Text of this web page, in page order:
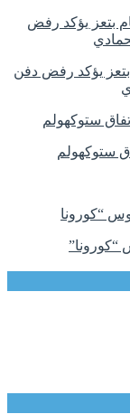
يؤكد رفض دفن
ستوكهولم
“كورونا”